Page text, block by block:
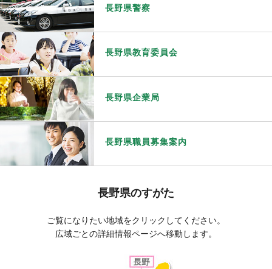
長野県警察
長野県教育委員会
長野県企業局
長野県職員募集案内
長野県のすがた
ご覧になりたい地域をクリックしてください。
広域ごとの詳細情報ページへ移動します。